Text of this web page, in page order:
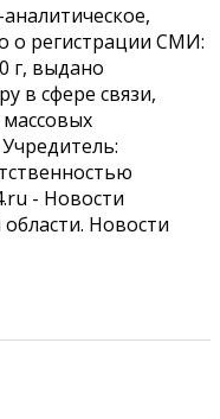
вручили
области
о регистрации СМИ:
г, выдано
в сфере связи,
- Новости
Новости